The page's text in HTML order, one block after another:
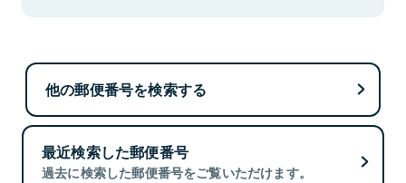
他の郵便番号を検索する
最近検索した郵便番号
過去に検索した郵便番号をご覧いただけます。